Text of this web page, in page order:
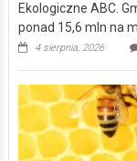
Ekologiczne ABC.
ponad 15,6 mln na
4 sierpnia, 2026